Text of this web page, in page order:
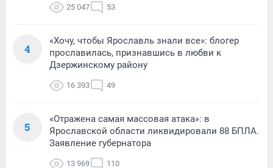
25 047 53
4
«Хочу, чтобы Ярославль знали все»: блогер
прославилась, признавшись в любви к
Дзержинскому району
16 393 49
5
«Отражена самая массовая атака»: в
Ярославской области ликвидировали 88 БПЛА.
Заявление губернатора
13 969 110